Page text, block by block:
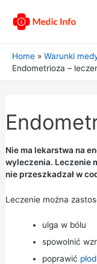
Home Warunki
Endometrioza –
Nie ma lekarstwa na
wyleczenia. Leczenie
nie przeszkadzał w
Leczenie można
ulga w bólu
spowolnić
poprawić